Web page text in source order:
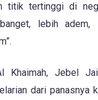
titik tertinggi di
lebih adem,
Khaimah, Jebel
dari panasnya